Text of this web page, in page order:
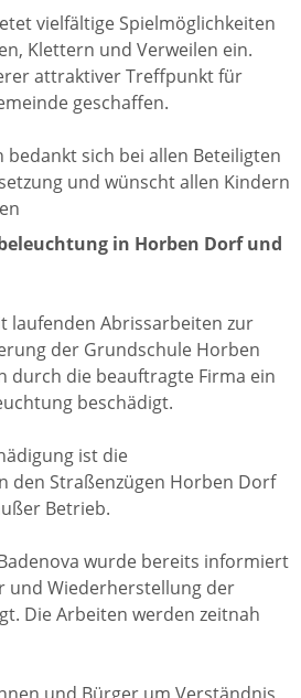
vielfältige Spielmöglichkeiten
Klettern und Verweilen ein.
attraktiver Treffpunkt für
geschaffen.
bedankt sich bei allen Beteiligten
und wünscht allen Kindern
in Horben Dorf und
laufenden Abrissarbeiten zur
der Grundschule Horben
durch die beauftragte Firma ein
beschädigt.
ist die
den Straßenzügen Horben Dorf
Betrieb.
wurde bereits informiert
und Wiederherstellung der
Die Arbeiten werden zeitnah